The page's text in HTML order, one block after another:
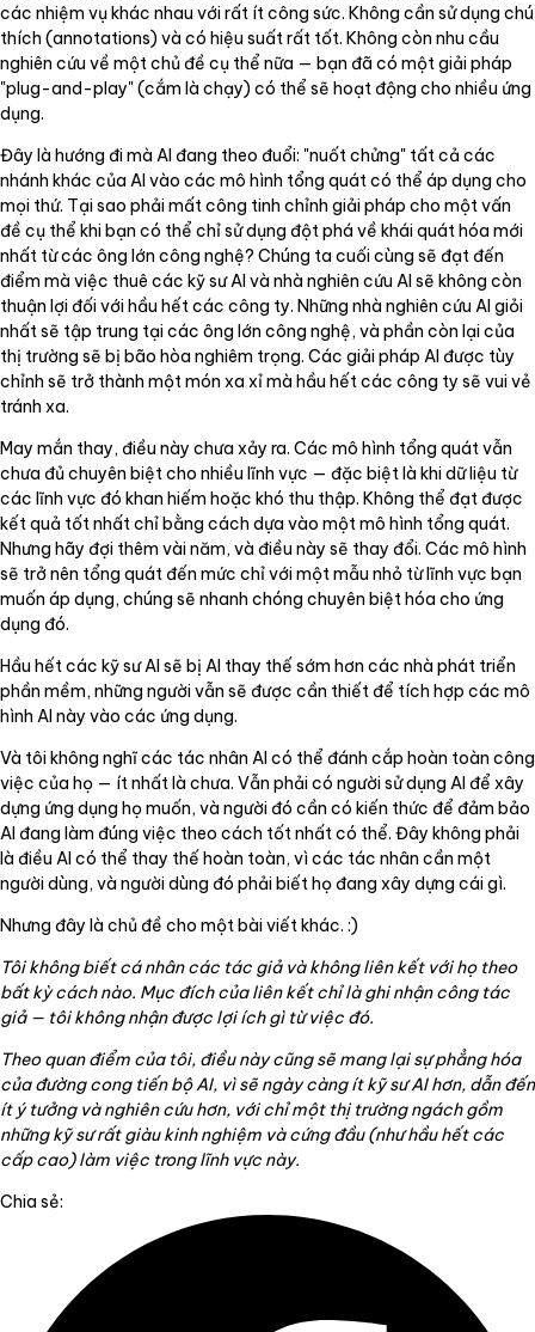
các nhiệm vụ khác nhau với rất ít công sức. Không cần sử dụng chú
thích (annotations) và có hiệu suất rất tốt. Không còn nhu cầu
nghiên cứu về một chủ đề cụ thể nữa — bạn đã có một giải pháp
"plug-and-play" (cắm là chạy) có thể sẽ hoạt động cho nhiều ứng
dụng.
Đây là hướng đi mà AI đang theo đuổi: "nuốt chửng" tất cả các
nhánh khác của AI vào các mô hình tổng quát có thể áp dụng cho
mọi thứ. Tại sao phải mất công tinh chỉnh giải pháp cho một vấn
đề cụ thể khi bạn có thể chỉ sử dụng đột phá về khái quát hóa mới
nhất từ các ông lớn công nghệ? Chúng ta cuối cùng sẽ đạt đến
điểm mà việc thuê các kỹ sư AI và nhà nghiên cứu AI sẽ không còn
thuận lợi đối với hầu hết các công ty. Những nhà nghiên cứu AI giỏi
nhất sẽ tập trung tại các ông lớn công nghệ, và phần còn lại của
thị trường sẽ bị bão hòa nghiêm trọng. Các giải pháp AI được tùy
chỉnh sẽ trở thành một món xa xỉ mà hầu hết các công ty sẽ vui vẻ
tránh xa.
May mắn thay, điều này chưa xảy ra. Các mô hình tổng quát vẫn
chưa đủ chuyên biệt cho nhiều lĩnh vực — đặc biệt là khi dữ liệu từ
các lĩnh vực đó khan hiếm hoặc khó thu thập. Không thể đạt được
kết quả tốt nhất chỉ bằng cách dựa vào một mô hình tổng quát.
Nhưng hãy đợi thêm vài năm, và điều này sẽ thay đổi. Các mô hình
sẽ trở nên tổng quát đến mức chỉ với một mẫu nhỏ từ lĩnh vực bạn
muốn áp dụng, chúng sẽ nhanh chóng chuyên biệt hóa cho ứng
dụng đó.
Hầu hết các kỹ sư AI sẽ bị AI thay thế sớm hơn các nhà phát triển
phần mềm, những người vẫn sẽ được cần thiết để tích hợp các mô
hình AI này vào các ứng dụng.
Và tôi không nghĩ các tác nhân AI có thể đánh cắp hoàn toàn công
việc của họ — ít nhất là chưa. Vẫn phải có người sử dụng AI để xây
dựng ứng dụng họ muốn, và người đó cần có kiến thức để đảm bảo
AI đang làm đúng việc theo cách tốt nhất có thể. Đây không phải
là điều AI có thể thay thế hoàn toàn, vì các tác nhân cần một
người dùng, và người dùng đó phải biết họ đang xây dựng cái gì.
Nhưng đây là chủ đề cho một bài viết khác. :)
Tôi không biết cá nhân các tác giả và không liên kết với họ theo
bất kỳ cách nào. Mục đích của liên kết chỉ là ghi nhận công tác
giả — tôi không nhận được lợi ích gì từ việc đó.
Theo quan điểm của tôi, điều này cũng sẽ mang lại sự phẳng hóa
của đường cong tiến bộ AI, vì sẽ ngày càng ít kỹ sư AI hơn, dẫn đến
ít ý tưởng và nghiên cứu hơn, với chỉ một thị trường ngách gồm
những kỹ sư rất giàu kinh nghiệm và cứng đầu (như hầu hết các
cấp cao) làm việc trong lĩnh vực này.
Chia sẻ: